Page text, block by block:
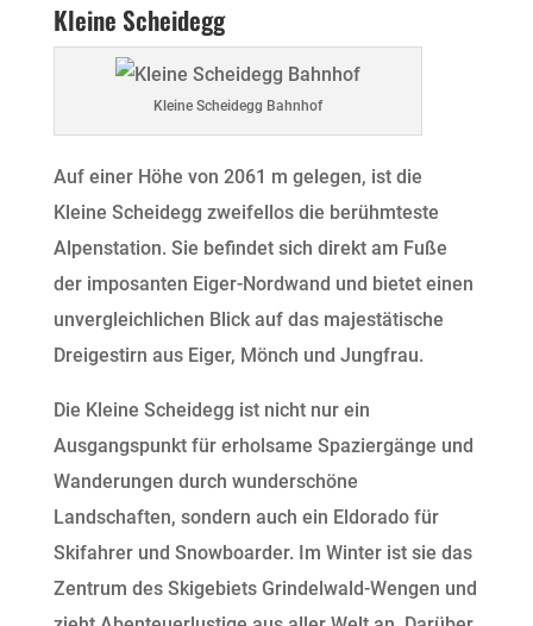
Kleine Scheidegg
Kleine Scheidegg Bahnhof
Auf einer Höhe von 2061 m gelegen, ist die
Kleine Scheidegg zweifellos die berühmteste
Alpenstation. Sie befindet sich direkt am Fuße
der imposanten Eiger-Nordwand und bietet einen
unvergleichlichen Blick auf das majestätische
Dreigestirn aus Eiger, Mönch und Jungfrau.
Die Kleine Scheidegg ist nicht nur ein
Ausgangspunkt für erholsame Spaziergänge und
Wanderungen durch wunderschöne
Landschaften, sondern auch ein Eldorado für
Skifahrer und Snowboarder. Im Winter ist sie das
Zentrum des Skigebiets Grindelwald-Wengen und